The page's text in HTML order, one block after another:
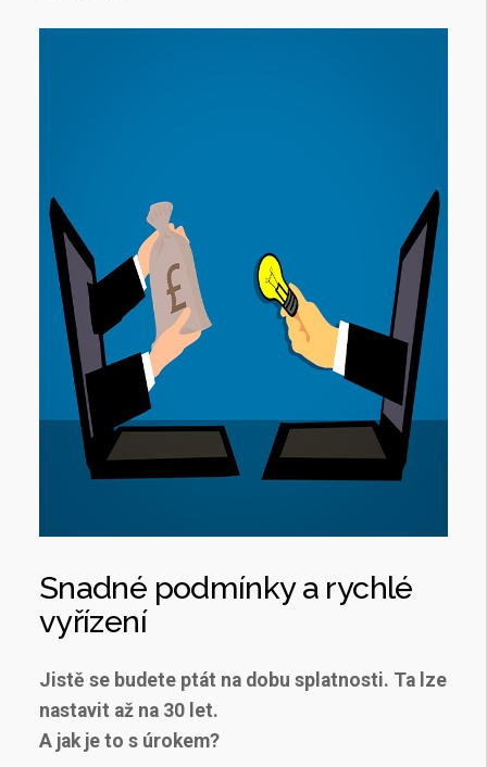
Snadné podmínky a rychlé
vyřízení
Jistě se budete ptát na dobu splatnosti. Ta lze
nastavit až na 30 let.
A jak je to s úrokem?